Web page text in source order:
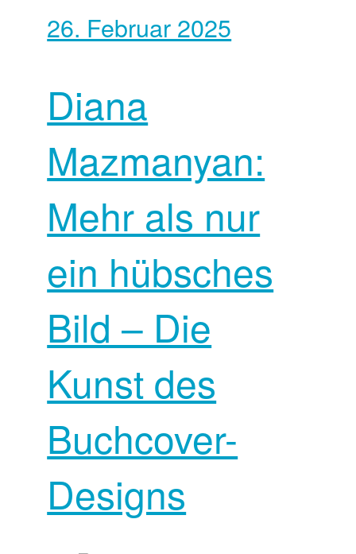
26. Februar 2025
Diana
Mazmanyan:
Mehr als nur
ein hübsches
Bild – Die
Kunst des
Buchcover-
Designs